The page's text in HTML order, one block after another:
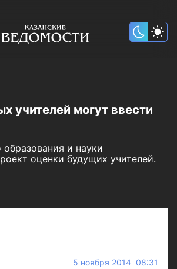
учителей могут ввести
и науки
оценки будущих учителей.
5 ноября 2014 08:31